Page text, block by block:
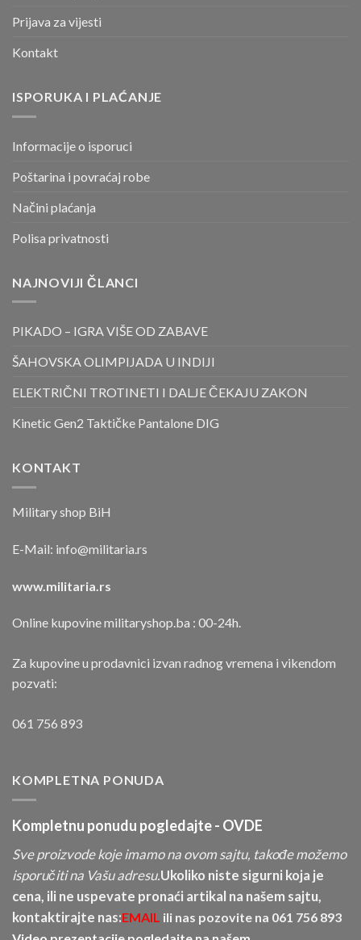
Prijava za vijesti
Kontakt
ISPORUKA I PLAĆANJE
Informacije o isporuci
Poštarina i povraćaj robe
Načini plaćanja
Polisa privatnosti
NAJNOVIJI ČLANCI
PIKADO – IGRA VIŠE OD ZABAVE
ŠAHOVSKA OLIMPIJADA U INDIJI
ELEKTRIČNI TROTINETI I DALJE ČEKAJU ZAKON
Kinetic Gen2 Taktičke Pantalone DIG
KONTAKT
Military shop BiH
E-Mail: info@militaria.rs
www.militaria.rs
Online kupovine militaryshop.ba : 00-24h.
Za kupovine u prodavnici izvan radnog vremena i vikendom
pozvati:
061 756 893
KOMPLETNA PONUDA
Kompletnu ponudu pogledajte - OVDE
Sve proizvode koje imamo na ovom sajtu, takođe možemo
isporučiti na Vašu adresu.Ukoliko niste sigurni koja je
cena, ili ne uspevate pronaći artikal na našem sajtu,
kontaktirajte nas:EMAIL ili nas pozovite na 061 756 893